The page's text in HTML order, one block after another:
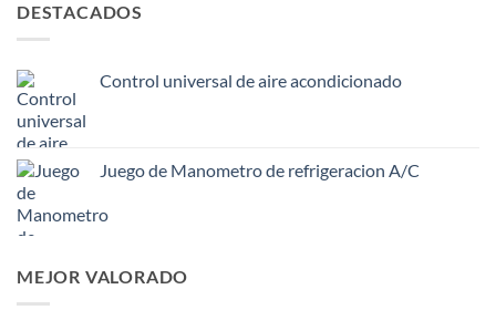
DESTACADOS
Control universal de aire acondicionado
Juego de Manometro de refrigeracion A/C
MEJOR VALORADO